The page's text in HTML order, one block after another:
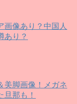
画像あり？中国人
あり？
美脚画像！メガネ
旦那も！